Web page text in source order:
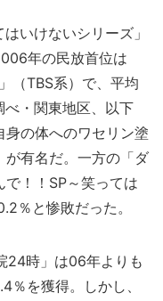
いけないシリーズ」
年の民放首位は
（TBS系）で、平均
・関東地区、以下
の体へのワセリン塗
が有名だ。一方の「ダ
！！SP～笑っては
％と惨敗だった。
24時」は06年よりも
％を獲得。しかし、